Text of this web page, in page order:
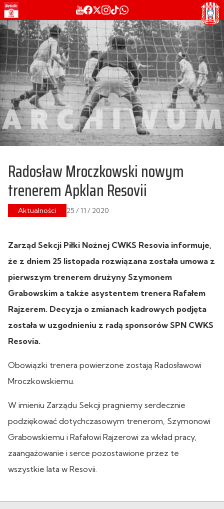
Radosław Mroczkowski nowym
trenerem Apklan Resovii
Aktualności 25 / 11 / 2020
Zarząd Sekcji Piłki Nożnej CWKS Resovia informuje,
że z dniem 25 listopada rozwiązana została umowa z
pierwszym trenerem drużyny Szymonem
Grabowskim a także asystentem trenera Rafałem
Rajzerem. Decyzja o zmianach kadrowych podjęta
została w uzgodnieniu z radą sponsorów SPN CWKS
Resovia.
Obowiązki trenera powierzone zostają Radosławowi
Mroczkowskiemu.
W imieniu Zarządu Sekcji pragniemy serdecznie
podziękować dotychczasowym trenerom, Szymonowi
Grabowskiemu i Rafałowi Rajzerowi za wkład pracy,
zaangażowanie i serce pozostawione przez te
wszystkie lata w Resovii.